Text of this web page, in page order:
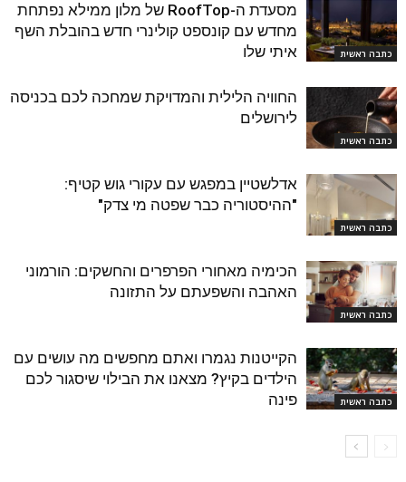
כתבה ראשית
מסעדת ה-RoofTop של מלון ממילא נפתחת
מחדש עם קונספט קולינרי חדש בהובלת השף
איתי שלו
כתבה ראשית
החוויה הלילית והמדויקת שמחכה לכם בכניסה
לירושלים
כתבה ראשית
אדלשטיין במפגש עם עקורי גוש קטיף:
"ההיסטוריה כבר שפטה מי צדק"
כתבה ראשית
הכימיה מאחורי הפרפרים והחשקים: הורמוני
האהבה והשפעתם על התזונה
כתבה ראשית
הקייטנות נגמרו ואתם מחפשים מה עושים עם
הילדים בקיץ? מצאנו את הבילוי שיסגור לכם
פינה